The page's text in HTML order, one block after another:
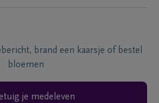
brand een kaarsje of bestel
bloemen
je medeleven